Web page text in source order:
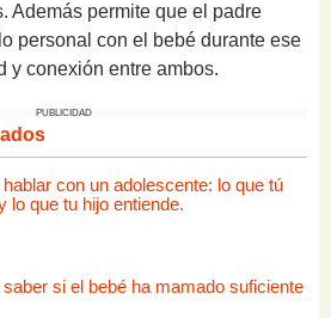
Además permite que el padre
personal con el bebé durante ese
y conexión entre ambos.
PUBLICIDAD
con un adolescente: lo que tú
lo que tu hijo entiende.
si el bebé ha mamado suficiente